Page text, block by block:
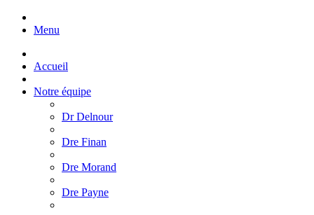
Menu
Accueil
Notre équipe
Dr Delnour
Dre Finan
Dre Morand
Dre Payne